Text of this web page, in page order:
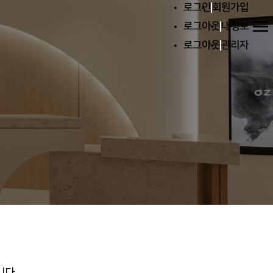
로그인 회원가입
로그아웃내정보
로그아웃관리자
menu